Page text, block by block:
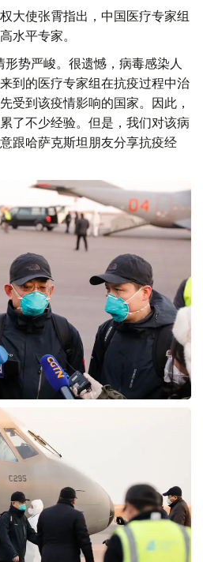
大使张霄指出，中国医疗专家组
水平专家。
势严峻。很遗憾，病毒感染人
到的医疗专家组在抗疫过程中治
受到该疫情影响的国家。因此，
了不少经验。但是，我们对该病
跟哈萨克斯坦朋友分享抗疫经